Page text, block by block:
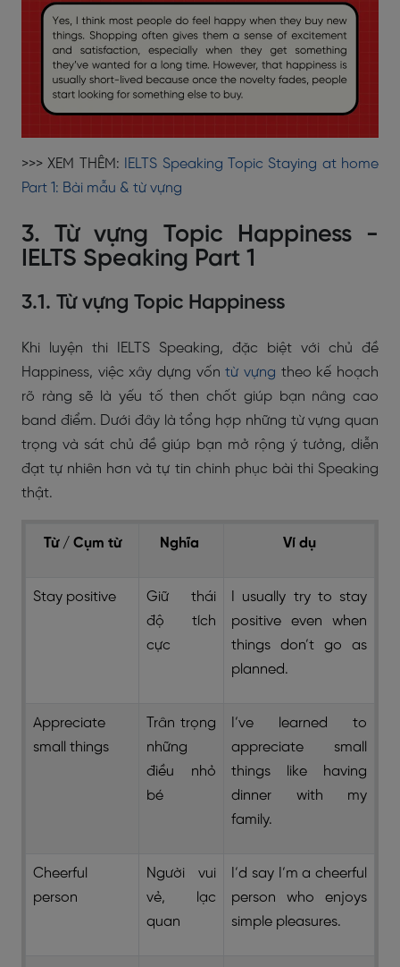
>>> XEM THÊM:
IELTS Speaking Topic Staying at home
Part 1: Bài mẫu & từ vựng
3. Từ vựng Topic Happiness -
IELTS Speaking Part 1
3.1. Từ vựng Topic Happiness
Khi luyện thi IELTS Speaking, đặc biệt với chủ đề
Happiness, việc xây dựng vốntừ vựng theo kế hoạch
rõ ràng sẽ là yếu tố then chốt giúp bạn nâng cao
band điểm. Dưới đây là tổng hợp những từ vựng quan
trọng và sát chủ đề giúp bạn mở rộng ý tưởng, diễn
đạt tự nhiên hơn và tự tin chinh phục bài thi Speaking
thật.
Từ / Cụm từ Nghĩa Ví dụ
Stay positive
Giữ thái
độ tích
cực
I usually try to stay
positive even when
things don’t go as
planned.
Appreciate
small things
Trân trọng
những
điều nhỏ
bé
I’ve learned to
appreciate small
things like having
dinner with my
family.
Cheerful
person
Người vui
vẻ, lạc
quan
I’d say I’m a cheerful
person who enjoys
simple pleasures.